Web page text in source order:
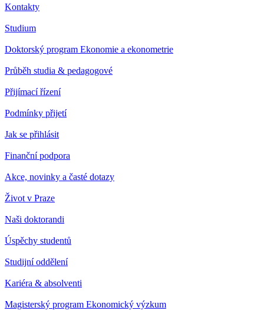
Kontakty
Studium
Doktorský program Ekonomie a ekonometrie
Průběh studia & pedagogové
Přijímací řízení
Podmínky přijetí
Jak se přihlásit
Finanční podpora
Akce, novinky a časté dotazy
Život v Praze
Naši doktorandi
Úspěchy studentů
Studijní oddělení
Kariéra & absolventi
Magisterský program Ekonomický výzkum